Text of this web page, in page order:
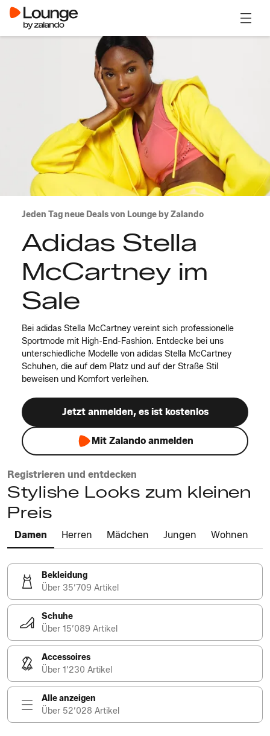
Jeden Tag neue Deals von Lounge by Zalando
Adidas Stella
McCartney im
Sale
Bei adidas Stella McCartney vereint sich professionelle
Sportmode mit High-End-Fashion. Entdecke bei uns
unterschiedliche Modelle von adidas Stella McCartney
Schuhen, die auf dem Platz und auf der Straße Stil
beweisen und Komfort verleihen.
Jetzt anmelden, es ist kostenlos
Mit Zalando anmelden
Registrieren und entdecken
Stylishe Looks zum kleinen
Preis
Damen Herren Mädchen Jungen Wohnen
Bekleidung
Über 35’709 Artikel
Schuhe
Über 15’089 Artikel
Accessoires
Über 1’230 Artikel
Alle anzeigen
Über 52’028 Artikel